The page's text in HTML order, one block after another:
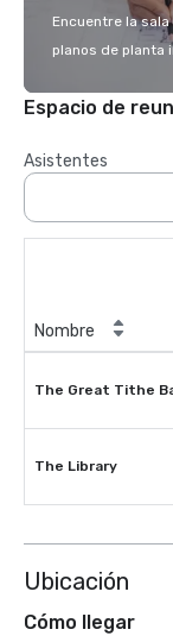
Encuentre la
planos de planta
Espacio de
Asistentes
Nombre
The Great Tithe
The Library
Ubicación
Cómo llegar